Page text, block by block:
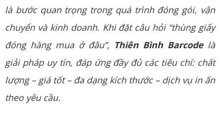
là bước quan trọng trong quá trình đóng gói, vận
chuyển và kinh doanh. Khi đặt câu hỏi “thùng giấy
đóng hàng mua ở đâu”, Thiên Bình Barcodelà
giải pháp uy tín, đáp ứng đầy đủ các tiêu chí: chất
lượng – giá tốt – đa dạng kích thước – dịch vụ in ấn
theo yêu cầu.